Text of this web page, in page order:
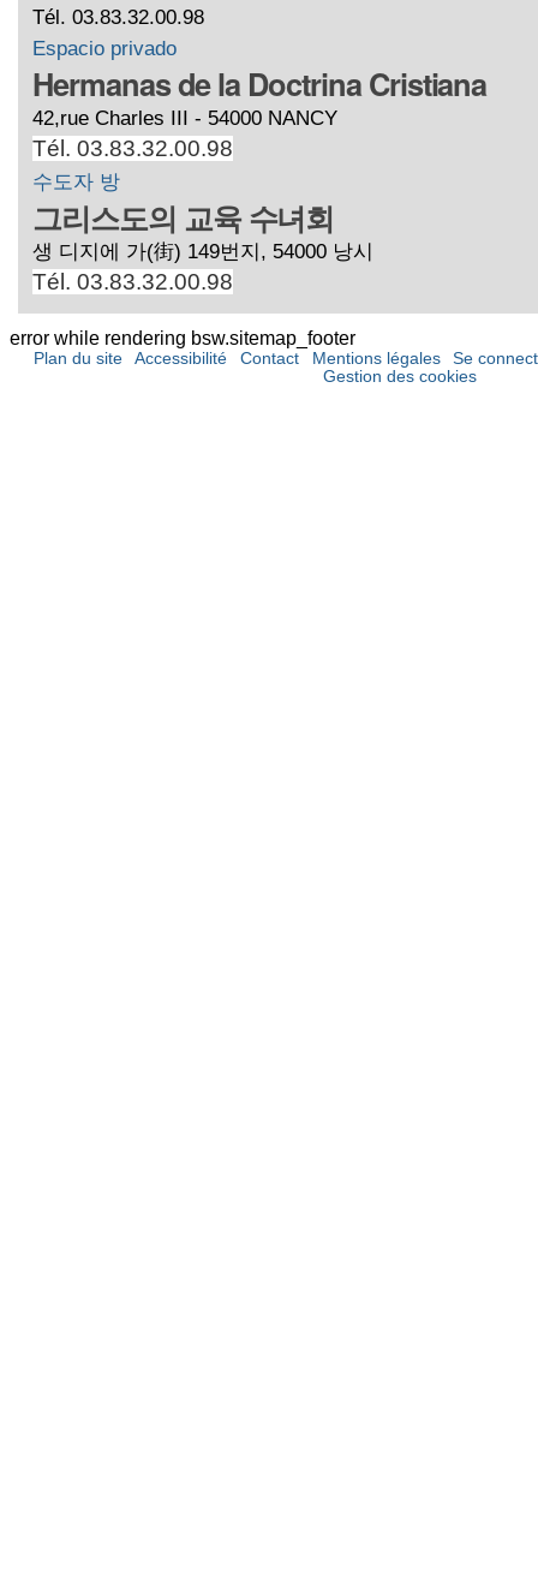
Tél. 03.83.32.00.98
Espacio privado
Hermanas de la Doctrina Cristiana
42,rue Charles III - 54000 NANCY
Tél. 03.83.32.00.98
수도자 방
그리스도의 교육 수녀회
생 디지에 가(街) 149번지, 54000 낭시
Tél. 03.83.32.00.98
error while rendering bsw.sitemap_footer
Plan du site Accessibilité Contact Mentions légales
Se
Gestion des cookies